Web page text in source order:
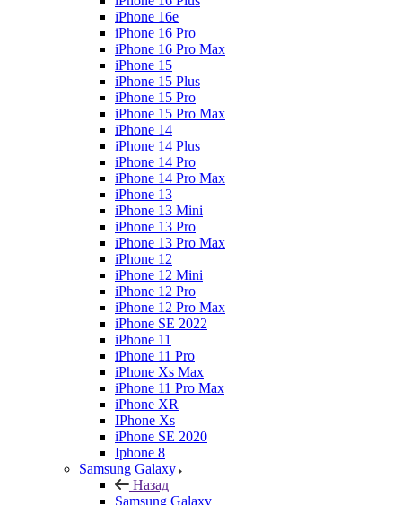
iPhone 16e
iPhone 16 Pro
iPhone 16 Pro Max
iPhone 15
iPhone 15 Plus
iPhone 15 Pro
iPhone 15 Pro Max
iPhone 14
iPhone 14 Plus
iPhone 14 Pro
iPhone 14 Pro Max
iPhone 13
iPhone 13 Mini
iPhone 13 Pro
iPhone 13 Pro Max
iPhone 12
iPhone 12 Mini
iPhone 12 Pro
iPhone 12 Pro Max
iPhone SE 2022
iPhone 11
iPhone 11 Pro
iPhone Xs Max
iPhone 11 Pro Max
iPhone XR
IPhone Xs
iPhone SE 2020
Iphone 8
Samsung Galaxy
Назад
Samsung Galaxy